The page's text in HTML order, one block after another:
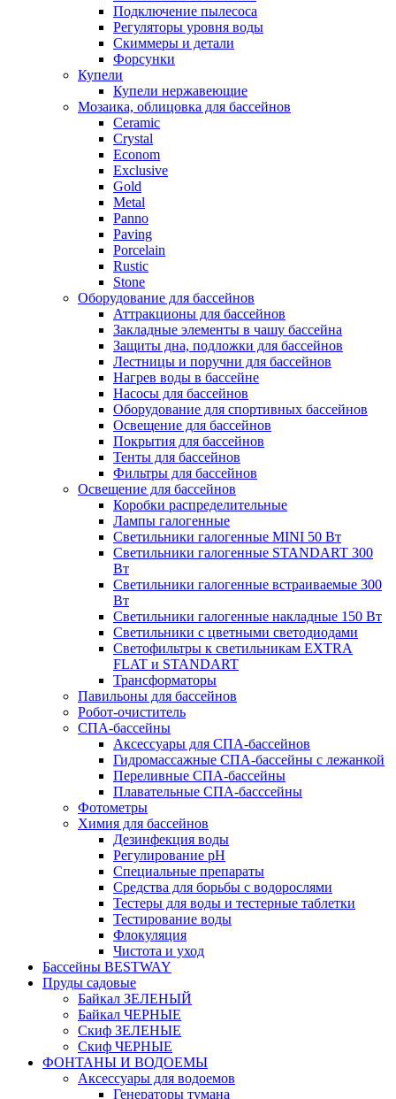
Подключение пылесоса
Регуляторы уровня воды
Скиммеры и детали
Форсунки
Купели
Купели нержавеющие
Мозаика, облицовка для бассейнов
Ceramic
Crystal
Econom
Exclusive
Gold
Metal
Panno
Paving
Porcelain
Rustic
Stone
Оборудование для бассейнов
Аттракционы для бассейнов
Закладные элементы в чашу бассейна
Защиты дна, подложки для бассейнов
Лестницы и поручни для бассейнов
Нагрев воды в бассейне
Насосы для бассейнов
Оборудование для спортивных бассейнов
Освещение для бассейнов
Покрытия для бассейнов
Тенты для бассейнов
Фильтры для бассейнов
Освещение для бассейнов
Коробки распределительные
Лампы галогенные
Светильники галогенные MINI 50 Вт
Светильники галогенные STANDART 300
Вт
Светильники галогенные встраиваемые 300
Вт
Светильники галогенные накладные 150 Вт
Светильники с цветными светодиодами
Светофильтры к светильникам EXTRA
FLAT и STANDART
Трансформаторы
Павильоны для бассейнов
Робот-очиститель
СПА-бассейны
Аксессуары для СПА-бассейнов
Гидромассажные СПА-бассейны с лежанкой
Переливные СПА-бассейны
Плавательные СПА-басссейны
Фотометры
Химия для бассейнов
Дезинфекция воды
Регулирование pH
Специальные препараты
Средства для борьбы с водорослями
Тестеры для воды и тестерные таблетки
Тестирование воды
Флокуляция
Чистота и уход
Бассейны BESTWAY
Пруды садовые
Байкал ЗЕЛЕНЫЙ
Байкал ЧЕРНЫЕ
Скиф ЗЕЛЕНЫЕ
Скиф ЧЕРНЫЕ
ФОНТАНЫ И ВОДОЕМЫ
Аксессуары для водоемов
Генераторы тумана